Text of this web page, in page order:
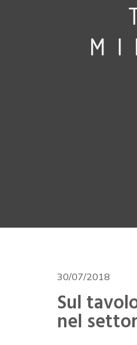
30/07/2018
Sul
nel